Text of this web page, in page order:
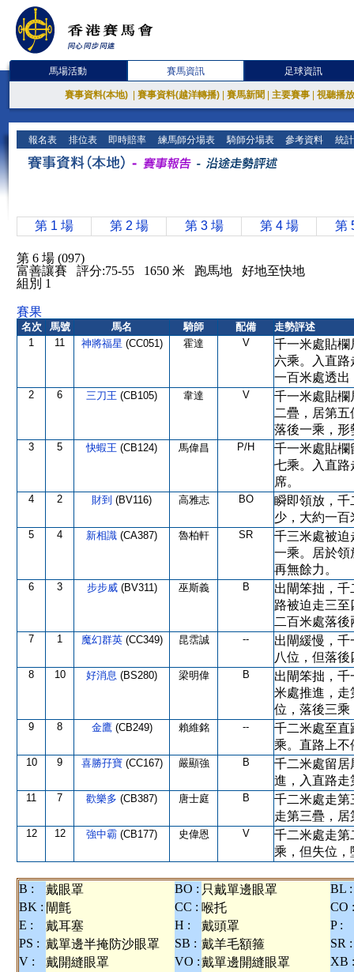
馬場活動 賽馬資訊 足球資訊
賽事資料(本地) 賽事資料(越洋轉播) 賽馬新聞 主要賽事 視聽播
報名表 排位表 即時賠率 練馬師分場表 騎師分場表 參考資料 統
第 1 場 第 2 場 第 3 場 第 4 場 第
第 6 場 (097)
富善讓賽 評分:75-55 1650 米 跑馬地 好地至快地
組別 1
賽果
名次 馬號 馬名 騎師 配備
走勢評述
1
11 神將福星 (CC051) 霍達 V
千一米處貼欄
六乘。入直
一百米處透出
2 6 三刀王 (CB105) 韋達 V
千一米處貼欄
二疊，居第
落後一乘，形
3 5 快蝦王 (CB124) 馬偉昌 P/H
千一米處貼欄
七乘。入直路
席。
4 2 財到 (BV116) 高雅志 BO
瞬即領放，千
少，大約一
5 4 新相識 (CA387) 魯柏軒 SR
千三米處被迫
一乘。居於領
再無餘力。
6 3 步步威 (BV311) 巫斯義 B
出閘笨拙，
路被迫走三
二百米處落
7 1 魔幻群英 (CC349) 昆霑誠 --
出閘緩慢，
八位，但落
8 10 好消息 (BS280) 梁明偉 B
出閘笨拙，
米處推進，走
位，落後三乘
9 8 金鷹 (CB249) 賴維銘 --
千二米處至直
乘。直路上不
10 9 喜勝孖寶 (CC167) 嚴顯強 B
千二米處留居
進，入直路走
11 7 歡樂多 (CB387) 唐士庭 B
千二米處走第
走第三疊，
12 12 強中霸 (CB177) 史偉恩 V
千二米處走第
乘，但失位，
B : 戴眼罩 BO : 只戴單邊眼罩
BL :
BK : 閘氈 CC : 喉托
CO :
E :
戴耳塞 H : 戴頭罩
P :
PS : 戴單邊半掩防沙眼罩 SB : 戴羊毛額箍
SR :
V :
戴開縫眼罩 VO :戴單邊開縫眼罩
XB :